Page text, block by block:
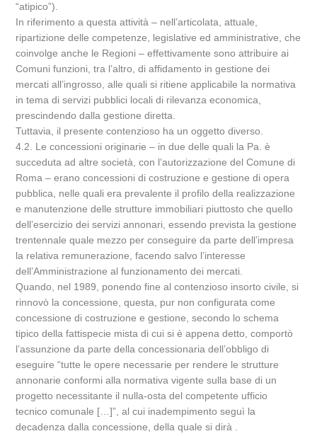
“atipico”).
In riferimento a questa attività – nell’articolata, attuale,
ripartizione delle competenze, legislative ed amministrative, che
coinvolge anche le Regioni – effettivamente sono attribuire ai
Comuni funzioni, tra l’altro, di affidamento in gestione dei
mercati all’ingrosso, alle quali si ritiene applicabile la normativa
in tema di servizi pubblici locali di rilevanza economica,
prescindendo dalla gestione diretta.
Tuttavia, il presente contenzioso ha un oggetto diverso.
4.2. Le concessioni originarie – in due delle quali la Pa. è
succeduta ad altre società, con l’autorizzazione del Comune di
Roma – erano concessioni di costruzione e gestione di opera
pubblica, nelle quali era prevalente il profilo della realizzazione
e manutenzione delle strutture immobiliari piuttosto che quello
dell’esercizio dei servizi annonari, essendo prevista la gestione
trentennale quale mezzo per conseguire da parte dell’impresa
la relativa remunerazione, facendo salvo l’interesse
dell’Amministrazione al funzionamento dei mercati.
Quando, nel 1989, ponendo fine al contenzioso insorto civile, si
rinnovò la concessione, questa, pur non configurata come
concessione di costruzione e gestione, secondo lo schema
tipico della fattispecie mista di cui si è appena detto, comportò
l’assunzione da parte della concessionaria dell’obbligo di
eseguire “tutte le opere necessarie per rendere le strutture
annonarie conformi alla normativa vigente sulla base di un
progetto necessitante il nulla-osta del competente ufficio
tecnico comunale […]”, al cui inadempimento seguì la
decadenza dalla concessione, della quale si dirà .